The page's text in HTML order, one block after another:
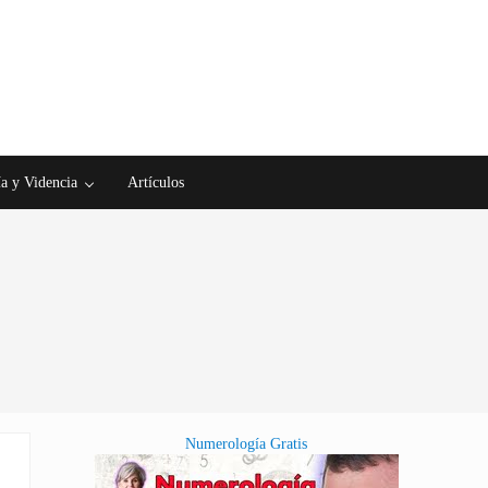
y Videncia Artículos
SidebarNumerología Gratis